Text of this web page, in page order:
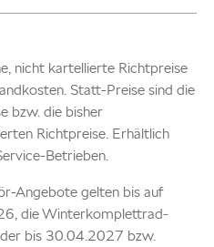
nicht kartellierte Richtpreise
Statt-Preise sind die
bzw. die bisher
Richtpreise. Erhältlich
Betrieben.
Angebote gelten bis auf
die Winterkomplettrad-
bis 30.04.2027 bzw.